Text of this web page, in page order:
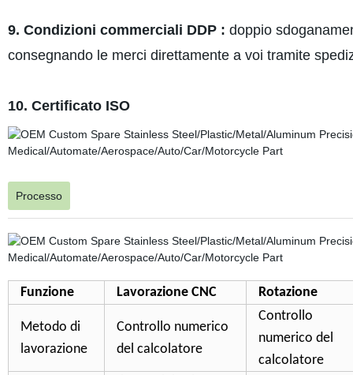
9. Condizioni commerciali DDP : doppio
consegnando le merci direttamente a voi tramite
10. Certificato ISO
Processo
Funzione Lavorazione CNC Rotazione
Metodo di
lavorazione
Controllo numerico
del calcolatore
Controllo
numerico del
calcolatore